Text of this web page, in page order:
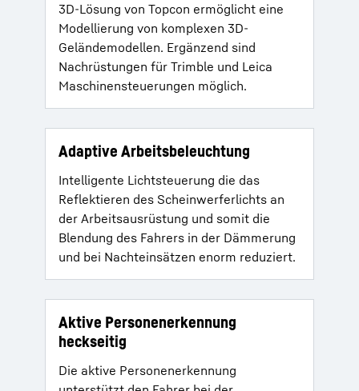
3D-Lösung von Topcon ermöglicht eine
Modellierung von komplexen 3D-
Geländemodellen. Ergänzend sind
Nachrüstungen für Trimble und Leica
Maschinensteuerungen möglich.
Adaptive Arbeitsbeleuchtung
Intelligente Lichtsteuerung die das
Reflektieren des Scheinwerferlichts an
der Arbeitsausrüstung und somit die
Blendung des Fahrers in der Dämmerung
und bei Nachteinsätzen enorm reduziert.
Aktive Personenerkennung
heckseitig
Die aktive Personenerkennung